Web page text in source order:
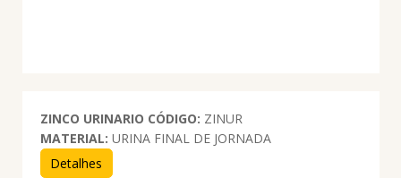
ZINCO URINARIO CÓDIGO: ZINUR
MATERIAL: URINA FINAL DE JORNADA
Detalhes